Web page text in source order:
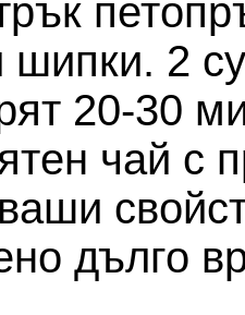
2
20-30
чай с
дълго